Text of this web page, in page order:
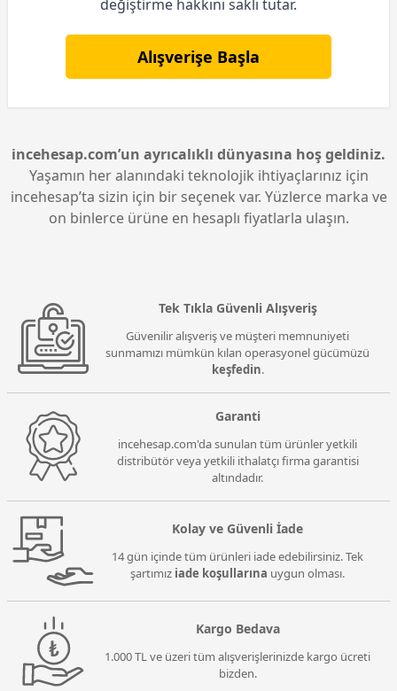
değiştirme hakkını saklı tutar.
Alışverişe Başla
incehesap.com’un ayrıcalıklı dünyasına hoş geldiniz.
Yaşamın her alanındaki teknolojik ihtiyaçlarınız için
incehesap’ta sizin için bir seçenek var. Yüzlerce marka ve
on binlerce ürüne en hesaplı fiyatlarla ulaşın.
Tek Tıkla Güvenli Alışveriş
Güvenilir alışveriş ve müşteri memnuniyeti
sunmamızı mümkün kılan operasyonel gücümüzü
keşfedin.
Garanti
incehesap.com'da sunulan tüm ürünler yetkili
distribütör veya yetkili ithalatçı firma garantisi
altındadır.
Kolay ve Güvenli İade
14 gün içinde tüm ürünleri iade edebilirsiniz. Tek
şartımız iade koşullarına uygun olması.
Kargo Bedava
1.000 TL ve üzeri tüm alışverişlerinizde kargo ücreti
bizden.